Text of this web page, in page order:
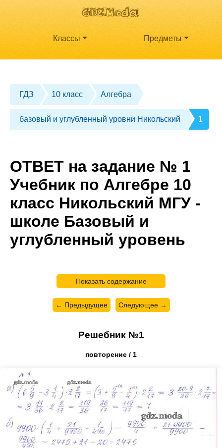
Классы Предметы
ГДЗ 10 класс Алгебра
базовый и углубленный уровни Никольский 1
ОТВЕТ на задание № 1
Учебник по Алгебре 10
класс Никольский МГУ -
школе Базовый и
углубленный уровень
Показать содержание
← Предыдущее Следующее →
Решебник №1
повторение / 1